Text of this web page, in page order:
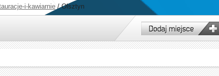
i-kawiarnie /Olsztyn